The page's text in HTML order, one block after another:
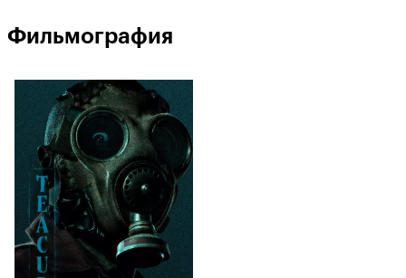
Фильмография